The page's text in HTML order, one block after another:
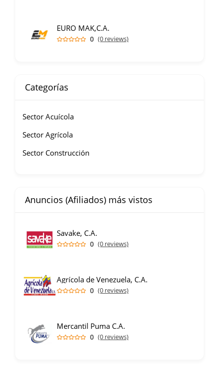
EURO MAK,C.A.
0 (0 reviews)
Categorías
Sector Acuícola
Sector Agrícola
Sector Construcción
Anuncios (Afiliados) más vistos
Savake, C.A.
0 (0 reviews)
Agrícola de Venezuela, C.A.
0 (0 reviews)
Mercantil Puma C.A.
0 (0 reviews)